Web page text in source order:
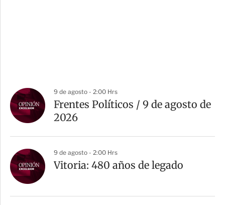
9 de agosto - 2:00 Hrs
Frentes Políticos / 9 de agosto de
2026
9 de agosto - 2:00 Hrs
Vitoria: 480 años de legado